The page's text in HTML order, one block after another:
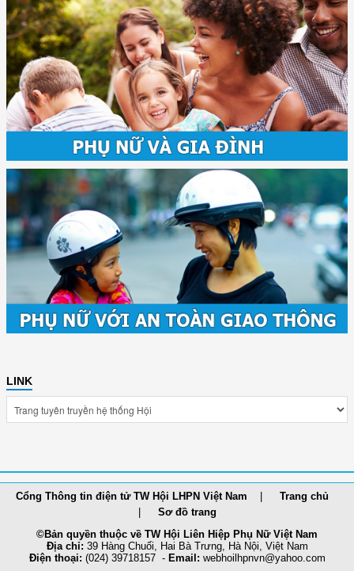
LINK
Cổng Thông tin điện tử TW Hội LHPN Việt Nam
Trang chủ
Sơ đồ trang
©Bản quyền thuộc về TW Hội Liên Hiệp Phụ Nữ Việt Nam
Địa chỉ: 39 Hàng Chuối, Hai Bà Trưng, Hà Nội, Việt Nam
Điện thoại: (024) 39718157 - Email: webhoilhpnvn@yahoo.com